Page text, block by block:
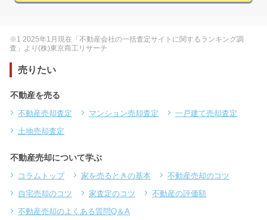
※1 2025年1月現在「不動産会社の一括査定サイトに関するランキング調
査」より(株)東京商工リサーチ
売りたい
不動産を売る
不動産売却査定 マンション売却査定
一戸建て売却査定
土地売却査定
不動産売却について学ぶ
コラムトップ 家を売るときの基本
不動産売却のコツ
自宅売却のコツ
家査定のコツ
不動産の評価額
不動産売却のよくある質問Q＆A